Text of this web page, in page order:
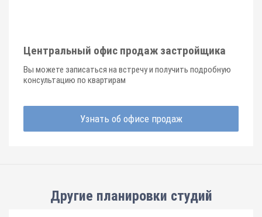
Центральный офис продаж застройщика
Вы можете записаться на встречу и получить подробную
консультацию по квартирам
Узнать об офисе продаж
Другие планировки студий